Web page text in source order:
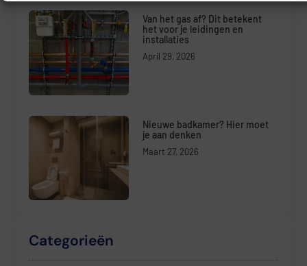
Van het gas af? Dit betekent
het voor je leidingen en
installaties
April 29, 2026
Nieuwe badkamer? Hier moet
je aan denken
Maart 27, 2026
Categorieën